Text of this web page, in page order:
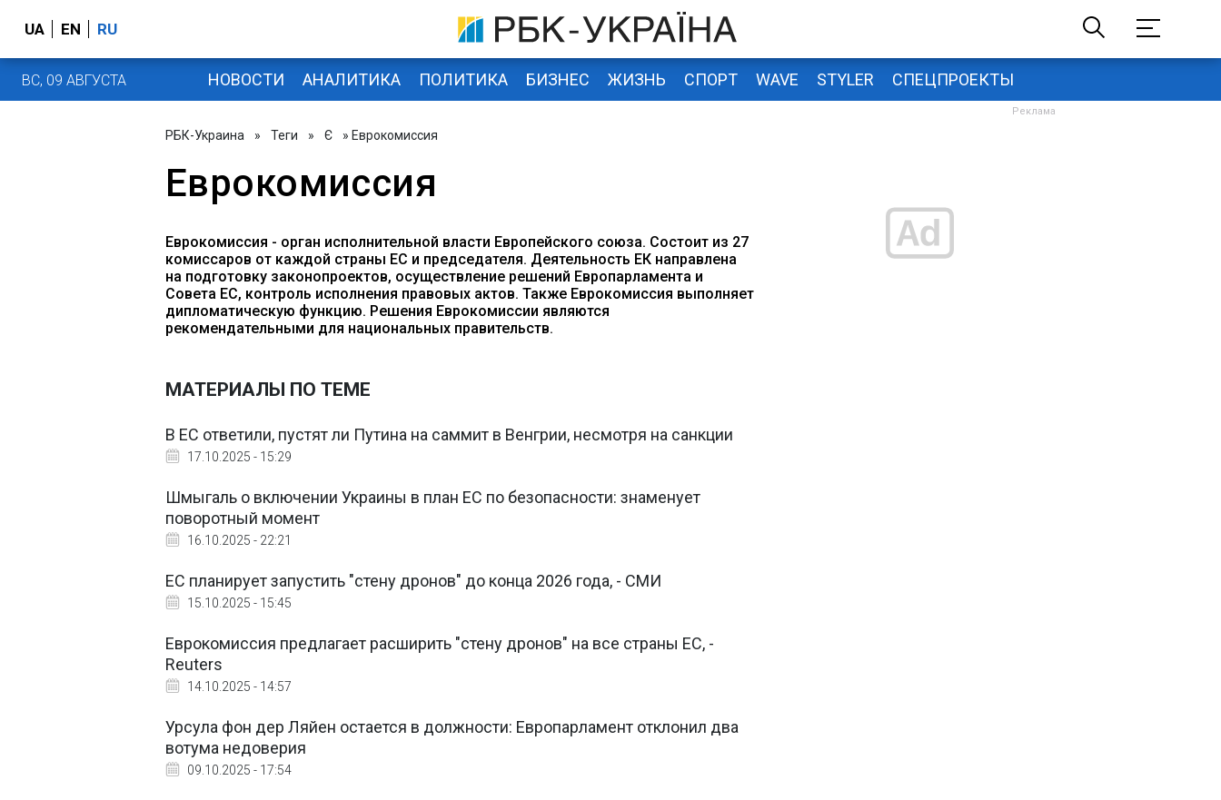
UA EN RU
ВС, 09 АВГУСТА НОВОСТИ АНАЛИТИКА ПОЛИТИКА БИЗНЕС ЖИЗНЬ СПОРТ WAVE STYLER СПЕЦПРОЕКТЫ
РБК-Украина » Теги » Є » Еврокомиссия
Еврокомиссия
Еврокомиссия - орган исполнительной власти Европейского союза. Состоит из 27
комиссаров от каждой страны ЕС и председателя. Деятельность ЕК направлена
на подготовку законопроектов, осуществление решений Европарламента и
Совета ЕС, контроль исполнения правовых актов. Также Еврокомиссия выполняет
дипломатическую функцию. Решения Еврокомиссии являются
рекомендательными для национальных правительств.
МАТЕРИАЛЫ ПО ТЕМЕ
В ЕС ответили, пустят ли Путина на саммит в Венгрии, несмотря на санкции
17.10.2025 - 15:29
Шмыгаль о включении Украины в план ЕС по безопасности: знаменует
поворотный момент
16.10.2025 - 22:21
ЕС планирует запустить "стену дронов" до конца 2026 года, - СМИ
15.10.2025 - 15:45
Еврокомиссия предлагает расширить "стену дронов" на все страны ЕС, -
Reuters
14.10.2025 - 14:57
Урсула фон дер Ляйен остается в должности: Европарламент отклонил два
вотума недоверия
09.10.2025 - 17:54